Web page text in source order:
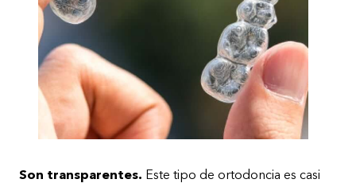
Son transparentes. Este tipo de ortodoncia es casi